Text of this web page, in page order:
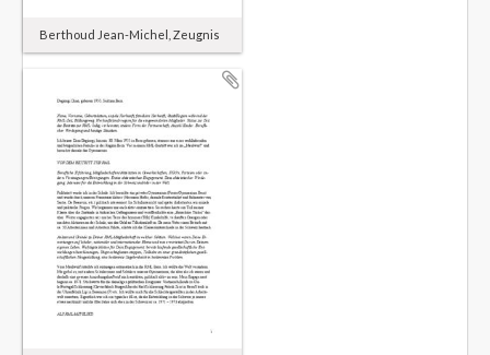
Berthoud Jean-Michel, Zeugnis